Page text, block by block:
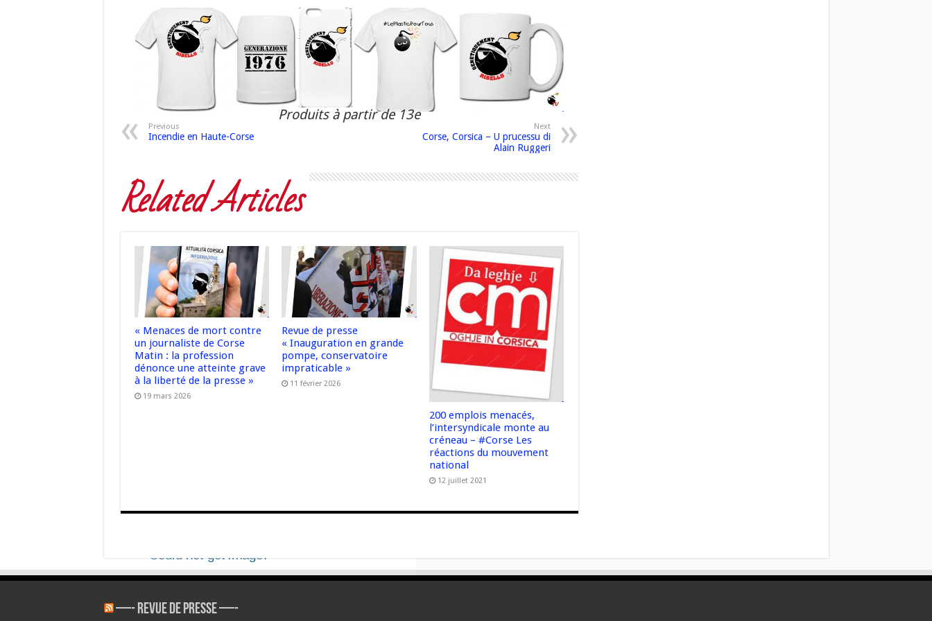
Produits à partir de 13e
Previous
Incendie en Haute-Corse
Next
Corse, Corsica – U prucessu di
Alain Ruggeri
Related Articles
« Menaces de mort contre
un journaliste de Corse
Matin : la profession
dénonce une atteinte grave
à la liberté de la presse »
19 mars 2026
Revue de presse
« Inauguration en grande
pompe, conservatoire
impraticable »
11 février 2026
200 emplois menacés,
l’intersyndicale monte au
créneau – #Corse Les
réactions du mouvement
national
12 juillet 2021
—- REVUE DE PRESSE —-